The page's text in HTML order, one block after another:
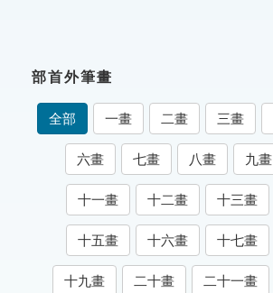
成語故事
索引選單
知識索引
單字索引
生命大百科索引
遊戲專區
部首外筆畫
全部 一畫 二畫 三畫
六畫 七畫 八畫 九畫
十一畫 十二畫 十三畫
十五畫 十六畫 十七畫
十九畫 二十畫 二十一畫